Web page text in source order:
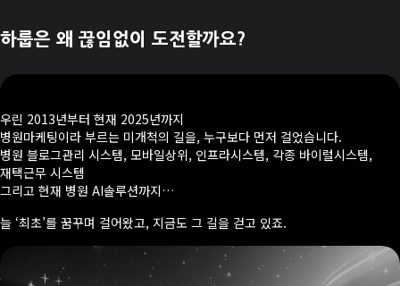
하룹은 왜 끊임없이 도전할까요?
우린 2013년부터 현재 2025년까지
병원마케팅이라 부르는 미개척의 길을, 누구보다 먼저 걸었습니다.
병원 블로그관리 시스템, 모바일상위, 인프라시스템, 각종 바이럴시스템,
재택근무 시스템
그리고 현재 병원 AI솔루션까지…
늘 ‘최초’를 꿈꾸며 걸어왔고, 지금도 그 길을 걷고 있죠.